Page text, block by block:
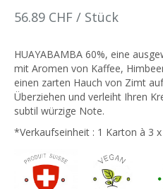
56.89 CHF / Stück
HUAYABAMBA 60%, eine
mit Aromen von Kaffee,
einen zarten Hauch von Zimt
Überziehen und verleiht Ihren
subtil würzige Note.
*Verkaufseinheit : 1 Karton à 3 x